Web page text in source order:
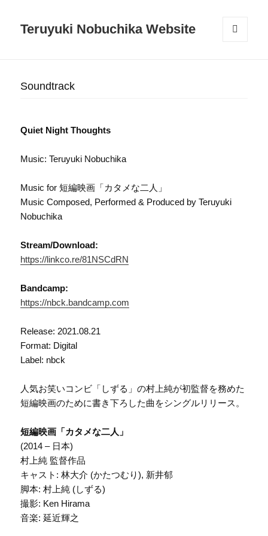
Teruyuki Nobuchika Website
Soundtrack
Quiet Night Thoughts
Music: Teruyuki Nobuchika
Music for 短編映画「カタメな二人」
Music Composed, Performed & Produced by Teruyuki
Nobuchika
Stream/Download:
https://linkco.re/81NSCdRN
Bandcamp:
https://nbck.bandcamp.com
Release: 2021.08.21
Format: Digital
Label: nbck
人気お笑いコンビ「しずる」の村上純が初監督を務めた
短編映画のために書き下ろした曲をシングルリリース。
短編映画「カタメな二人」
(2014 – 日本)
村上純 監督作品
キャスト: 林大介 (かたつむり), 新井郁
脚本: 村上純 (しずる)
撮影: Ken Hirama
音楽: 延近輝之